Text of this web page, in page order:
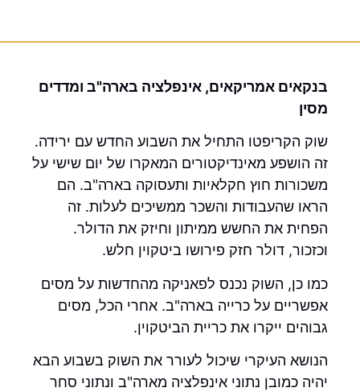
בנקאים אמריקאים, אינפלציה בארה"ב ומדדים
מסין
שוק הקריפטו התחיל את השבוע החדש עם ירידה.
זה הושפע מאינדיקטורים המאקרו של יום שישי על
משכורות חוץ חקלאיות ותעסוקה בארה"ב. הם
הראו שהעבודות והשכר ממשיכים לעלות. זה
הפחית את החשש ממיתון וחיזק את הדולר.
וכזכור, דולר חזק פירושו ביטקוין חלש.
כמו כן, השוק נכנס לפאניקה מהחדשות על מסים
אפשריים על כרייה בארה"ב. אחרי הכל, מסים
גבוהים ייקרו את כריית הביטקוין.
הנושא העיקרי שיכול לעורר את השוק בשבוע הבא
יהיה כמובן נתוני אינפלציה מארה"ב ונתוני סחר